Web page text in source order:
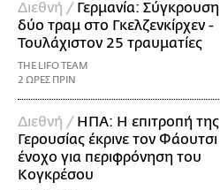
Διεθνή / Γερμανία: Σύγκρουση
δύο τραμ στο Γκελζενκίρχεν -
Τουλάχιστον 25 τραυματίες
THE LIFO TEAM
2 ΩΡΕΣ ΠΡΙΝ
Διεθνή / ΗΠΑ: Η επιτροπή της
Γερουσίας έκρινε τον Φάουτσι
ένοχο για περιφρόνηση του
Κογκρέσου